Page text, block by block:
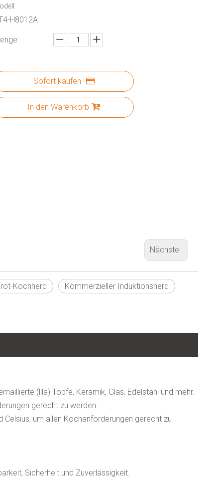
H8012A
Sofort kaufen
In den Warenkorb
Nächste:
Kochherd Kommerzieller Induktionsherd
(lila) Töpfe, Keramik, Glas, Edelstahl und mehr.
gerecht zu werden.
um allen Kochanforderungen gerecht zu
Sicherheit und Zuverlässigkeit.